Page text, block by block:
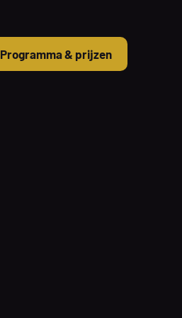
Programma & prijzen